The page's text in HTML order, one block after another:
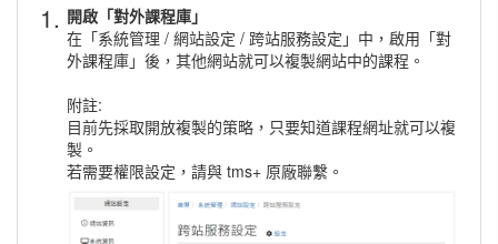
1. 開啟「對外課程庫」
在「系統管理 / 網站設定 / 跨站服務設定」中，啟用「對
外課程庫」後，其他網站就可以複製網站中的課程。
附註:
目前先採取開放複製的策略，只要知道課程網址就可以複
製。
若需要權限設定，請與 tms+ 原廠聯繫。